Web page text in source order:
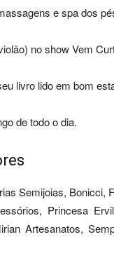
e spa dos
no show Vem
livro lido em bom
de todo o dia.
Semijoias, Bonicci,
Princesa
Artesanatos,